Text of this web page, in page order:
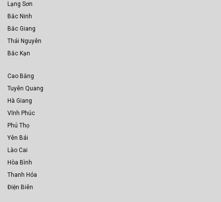
Lạng Sơn
Bắc Ninh
Bắc Giang
Thái Nguyên
Bắc Kạn
Cao Bằng
Tuyên Quang
Hà Giang
Vĩnh Phúc
Phú Thọ
Yên Bái
Lào Cai
Hòa Bình
Thanh Hóa
Điện Biên